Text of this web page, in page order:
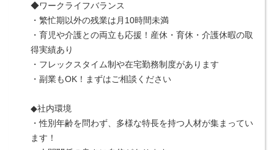
◆ワークライフバランス
・繁忙期以外の残業は月10時間未満
・育児や介護との両立も応援！産休・育休・介護休暇の取
得実績あり
・フレックスタイム制や在宅勤務制度があります
・副業もOK！まずはご相談ください
◆社内環境
・性別年齢を問わず、多様な特長を持つ人材が集まってい
ます！